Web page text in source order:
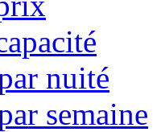
nuité
semaine